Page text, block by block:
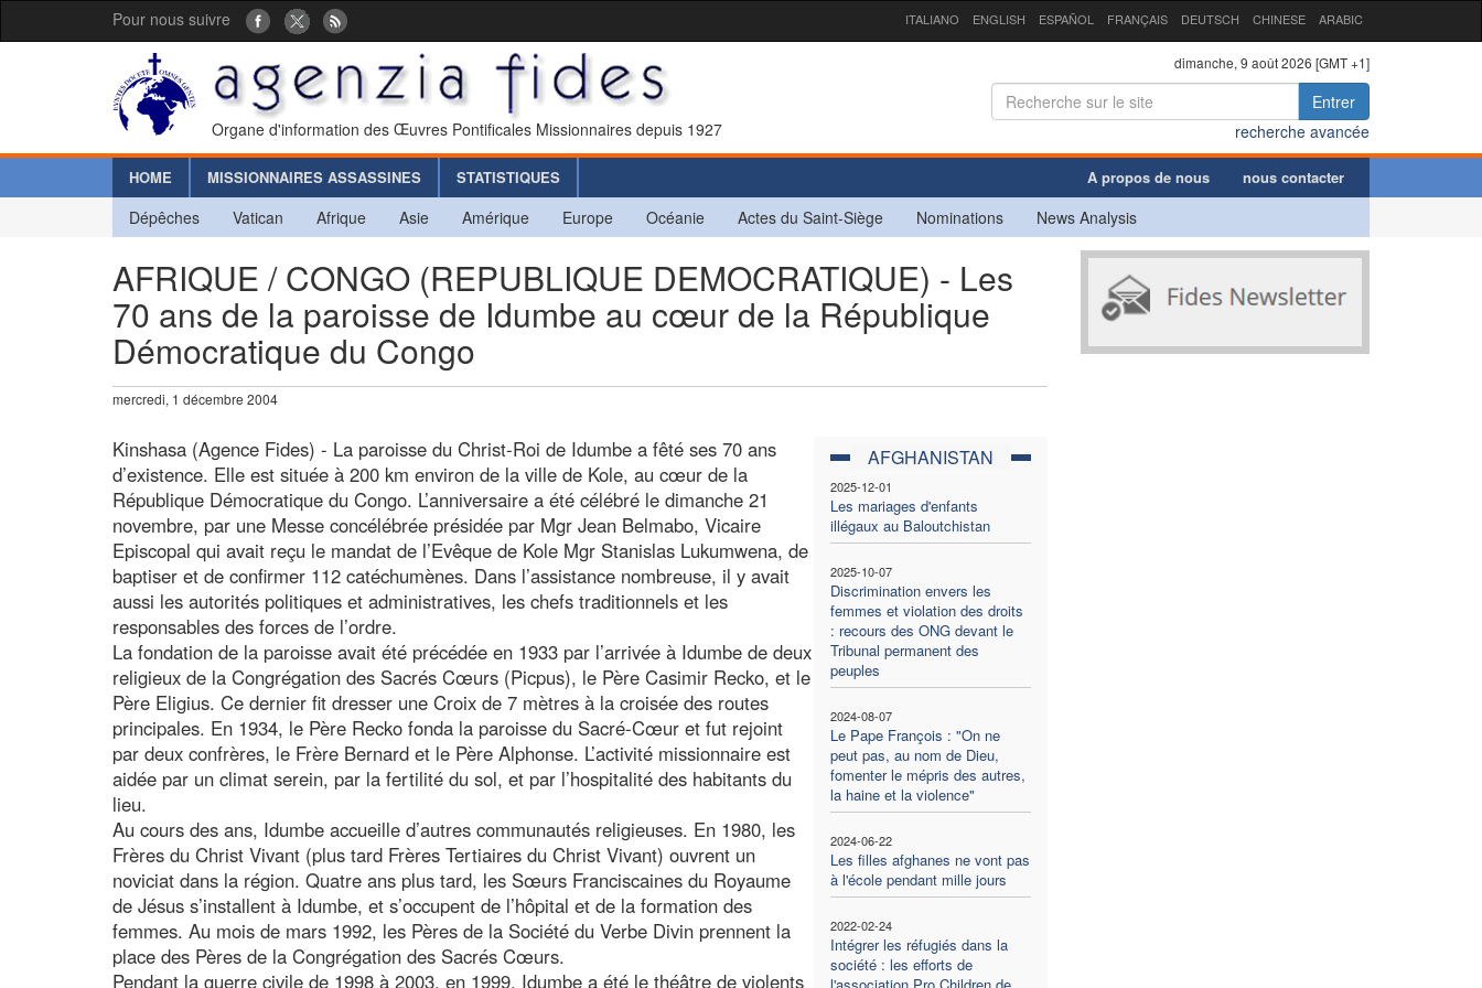
Pour nous suivre ITALIANO ENGLISH ESPAÑOL FRANÇAIS DEUTSCH CHINESE ARABIC
Organe d'information des Œuvres Pontificales Missionnaires depuis 1927
dimanche, 9 août 2026 [GMT +1]
Entrer
recherche avancée
HOME MISSIONNAIRES ASSASSINES STATISTIQUES A propos de nous nous contacter
Dépêches Vatican Afrique Asie Amérique Europe Océanie Actes du Saint-Siège Nominations News Analysis
AFRIQUE / CONGO (REPUBLIQUE DEMOCRATIQUE) - Les
70 ans de la paroisse de Idumbe au cœur de la République
Démocratique du Congo
mercredi, 1 décembre 2004
AFGHANISTAN
2025-12-01
Les mariages d'enfants
illégaux au Baloutchistan
2025-10-07
Discrimination envers les
femmes et violation des droits
: recours des ONG devant le
Tribunal permanent des
peuples
2024-08-07
Le Pape François : "On ne
peut pas, au nom de Dieu,
fomenter le mépris des autres,
la haine et la violence"
2024-06-22
Les filles afghanes ne vont pas
à l'école pendant mille jours
2022-02-24
Intégrer les réfugiés dans la
société : les efforts de
Kinshasa (Agence Fides) - La paroisse du Christ-Roi de Idumbe a fêté ses 70 ans
d’existence. Elle est située à 200 km environ de la ville de Kole, au cœur de la
République Démocratique du Congo. L’anniversaire a été célébré le dimanche 21
novembre, par une Messe concélébrée présidée par Mgr Jean Belmabo, Vicaire
Episcopal qui avait reçu le mandat de l’Evêque de Kole Mgr Stanislas Lukumwena, de
baptiser et de confirmer 112 catéchumènes. Dans l’assistance nombreuse, il y avait
aussi les autorités politiques et administratives, les chefs traditionnels et les
responsables des forces de l’ordre.
La fondation de la paroisse avait été précédée en 1933 par l’arrivée à Idumbe de deux
religieux de la Congrégation des Sacrés Cœurs (Picpus), le Père Casimir Recko, et le
Père Eligius. Ce dernier fit dresser une Croix de 7 mètres à la croisée des routes
principales. En 1934, le Père Recko fonda la paroisse du Sacré-Cœur et fut rejoint
par deux confrères, le Frère Bernard et le Père Alphonse. L’activité missionnaire est
aidée par un climat serein, par la fertilité du sol, et par l’hospitalité des habitants du
lieu.
Au cours des ans, Idumbe accueille d’autres communautés religieuses. En 1980, les
Frères du Christ Vivant (plus tard Frères Tertiaires du Christ Vivant) ouvrent un
noviciat dans la région. Quatre ans plus tard, les Sœurs Franciscaines du Royaume
de Jésus s’installent à Idumbe, et s’occupent de l’hôpital et de la formation des
femmes. Au mois de mars 1992, les Pères de la Société du Verbe Divin prennent la
place des Pères de la Congrégation des Sacrés Cœurs.
Pendant la guerre civile de 1998 à 2003, en 1999, Idumbe a été le théâtre de violents